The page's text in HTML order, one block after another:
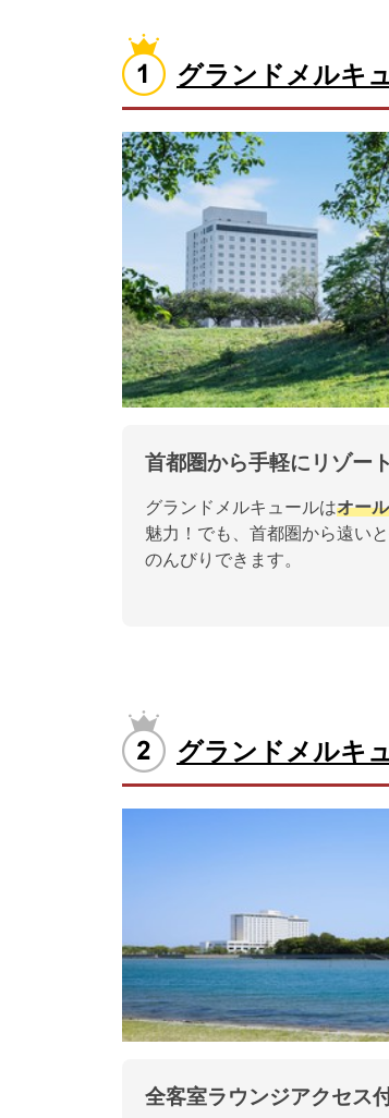
グランドメルキ
首都圏から手軽にリゾート
グランドメルキュールはオー
魅力！でも、首都圏から遠い
のんびりできます。
グランドメルキ
全客室ラウンジアクセス